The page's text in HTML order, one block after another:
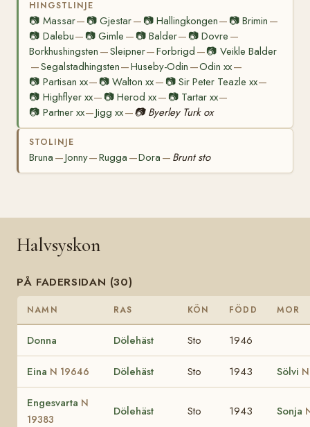
HINGSTLINJE
📷 Massar— 📷Gjestar— 📷 Hallingkongen— 📷 Brimin —
📷 Dalebu— 📷Gimle — 📷 Balder— 📷 Dovre —
Borkhushingsten —Sleipner—Forbrigd —📷 Veikle Balder
—Segalstadhingsten—Huseby-Odin —Odin xx—
📷 Partisan xx— 📷Walton xx— 📷 Sir Peter Teazle xx—
📷 Highflyer xx— 📷Herod xx— 📷 Tartar xx—
📷 Partner xx—Jigg xx—📷 Byerley Turk ox
STOLINJE
Bruna —Jonny—Rugga —Dora — Brunt sto
Halvsyskon
PÅ FADERSIDAN (30)
NAMN RAS KÖN FÖDD MOR
Donna Dölehäst Sto 1946
Eina N 19646 Dölehäst Sto 1943 Sölvi
Engesvarta N
19383
Dölehäst Sto 1943 Sonja